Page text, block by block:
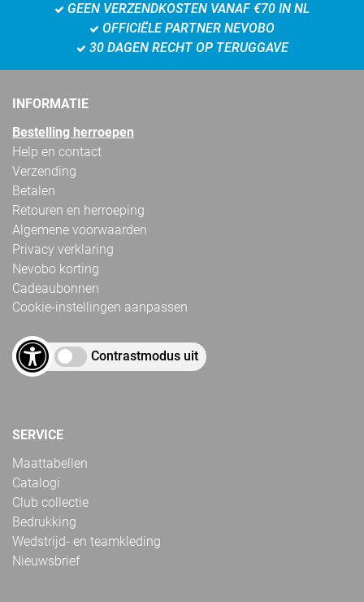
GEEN VERZENDKOSTEN VANAF €70 IN NL
OFFICIËLE PARTNER NEVOBO
30 DAGEN RECHT OP TERUGGAVE
INFORMATIE
Bestelling herroepen
Help en contact
Verzending
Betalen
Retouren en herroeping
Algemene voorwaarden
Privacy verklaring
Nevobo korting
Cadeaubonnen
Cookie-instellingen aanpassen
Contrastmodus uit
SERVICE
Maattabellen
Catalogi
Club collectie
Bedrukking
Wedstrijd- en teamkleding
Nieuwsbrief